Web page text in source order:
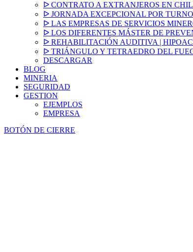
ᐅ CONTRATO A EXTRANJEROS EN
ᐅ JORNADA EXCEPCIONAL POR
ᐅ LAS EMPRESAS DE SERVICIOS
ᐅ LOS DIFERENTES MÁSTER DE
ᐅ REHABILITACIÓN AUDITIVA |
ᐅ TRIÁNGULO Y TETRAEDRO DEL
DESCARGAR
BLOG
MINERIA
SEGURIDAD
GESTION
EJEMPLOS
EMPRESA
BOTÓN DE CIERRE